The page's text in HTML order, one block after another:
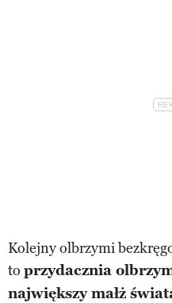
Kolejny olbrzymi
to przydacznia
największy małż